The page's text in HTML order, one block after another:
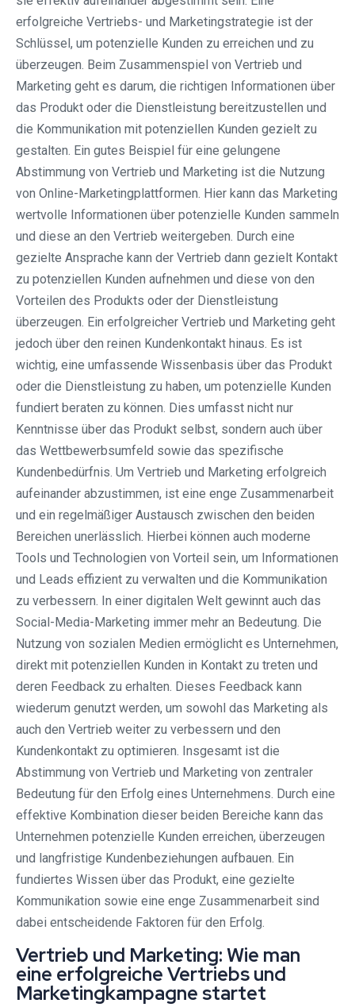
erfolgreiche Vertriebs- und Marketingstrategie ist der
Schlüssel, um potenzielle Kunden zu erreichen und zu
überzeugen. Beim Zusammenspiel von Vertrieb und
Marketing geht es darum, die richtigen Informationen über
das Produkt oder die Dienstleistung bereitzustellen und
die Kommunikation mit potenziellen Kunden gezielt zu
gestalten. Ein gutes Beispiel für eine gelungene
Abstimmung von Vertrieb und Marketing ist die Nutzung
von Online-Marketingplattformen. Hier kann das Marketing
wertvolle Informationen über potenzielle Kunden sammeln
und diese an den Vertrieb weitergeben. Durch eine
gezielte Ansprache kann der Vertrieb dann gezielt Kontakt
zu potenziellen Kunden aufnehmen und diese von den
Vorteilen des Produkts oder der Dienstleistung
überzeugen. Ein erfolgreicher Vertrieb und Marketing geht
jedoch über den reinen Kundenkontakt hinaus. Es ist
wichtig, eine umfassende Wissenbasis über das Produkt
oder die Dienstleistung zu haben, um potenzielle Kunden
fundiert beraten zu können. Dies umfasst nicht nur
Kenntnisse über das Produkt selbst, sondern auch über
das Wettbewerbsumfeld sowie das spezifische
Kundenbedürfnis. Um Vertrieb und Marketing erfolgreich
aufeinander abzustimmen, ist eine enge Zusammenarbeit
und ein regelmäßiger Austausch zwischen den beiden
Bereichen unerlässlich. Hierbei können auch moderne
Tools und Technologien von Vorteil sein, um Informationen
und Leads effizient zu verwalten und die Kommunikation
zu verbessern. In einer digitalen Welt gewinnt auch das
Social-Media-Marketing immer mehr an Bedeutung. Die
Nutzung von sozialen Medien ermöglicht es Unternehmen,
direkt mit potenziellen Kunden in Kontakt zu treten und
deren Feedback zu erhalten. Dieses Feedback kann
wiederum genutzt werden, um sowohl das Marketing als
auch den Vertrieb weiter zu verbessern und den
Kundenkontakt zu optimieren. Insgesamt ist die
Abstimmung von Vertrieb und Marketing von zentraler
Bedeutung für den Erfolg eines Unternehmens. Durch eine
effektive Kombination dieser beiden Bereiche kann das
Unternehmen potenzielle Kunden erreichen, überzeugen
und langfristige Kundenbeziehungen aufbauen. Ein
fundiertes Wissen über das Produkt, eine gezielte
Kommunikation sowie eine enge Zusammenarbeit sind
dabei entscheidende Faktoren für den Erfolg.
Vertrieb und Marketing: Wie man
eine erfolgreiche Vertriebs und
Marketingkampagne startet